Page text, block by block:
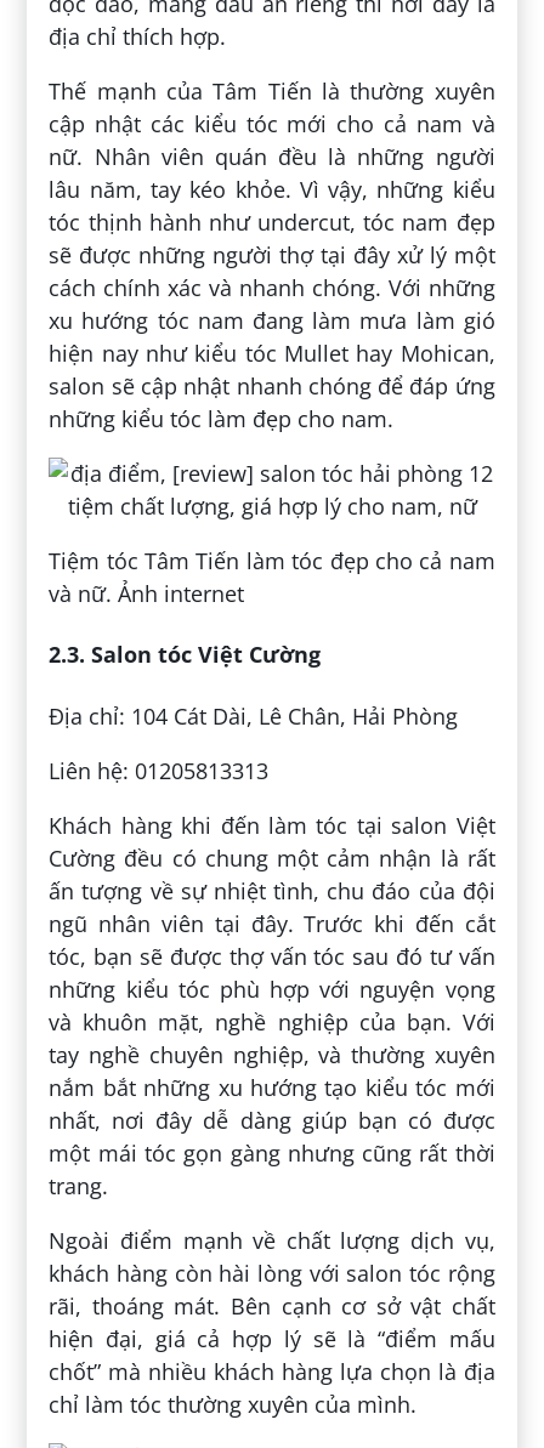
địa chỉ thích hợp.
Thế mạnh của Tâm Tiến là thường xuyên
cập nhật các kiểu tóc mới cho cả nam và
nữ. Nhân viên quán đều là những người
lâu năm, tay kéo khỏe. Vì vậy, những kiểu
tóc thịnh hành như undercut, tóc nam đẹp
sẽ được những người thợ tại đây xử lý một
cách chính xác và nhanh chóng. Với những
xu hướng tóc nam đang làm mưa làm gió
hiện nay như kiểu tóc Mullet hay Mohican,
salon sẽ cập nhật nhanh chóng để đáp ứng
những kiểu tóc làm đẹp cho nam.
Tiệm tóc Tâm Tiến làm tóc đẹp cho cả nam
và nữ. Ảnh internet
2.3. Salon tóc Việt Cường
Địa chỉ: 104 Cát Dài, Lê Chân, Hải Phòng
Liên hệ: 01205813313
Khách hàng khi đến làm tóc tại salon Việt
Cường đều có chung một cảm nhận là rất
ấn tượng về sự nhiệt tình, chu đáo của đội
ngũ nhân viên tại đây. Trước khi đến cắt
tóc, bạn sẽ được thợ vấn tóc sau đó tư vấn
những kiểu tóc phù hợp với nguyện vọng
và khuôn mặt, nghề nghiệp của bạn. Với
tay nghề chuyên nghiệp, và thường xuyên
nắm bắt những xu hướng tạo kiểu tóc mới
nhất, nơi đây dễ dàng giúp bạn có được
một mái tóc gọn gàng nhưng cũng rất thời
trang.
Ngoài điểm mạnh về chất lượng dịch vụ,
khách hàng còn hài lòng với salon tóc rộng
rãi, thoáng mát. Bên cạnh cơ sở vật chất
hiện đại, giá cả hợp lý sẽ là “điểm mấu
chốt” mà nhiều khách hàng lựa chọn là địa
chỉ làm tóc thường xuyên của mình.